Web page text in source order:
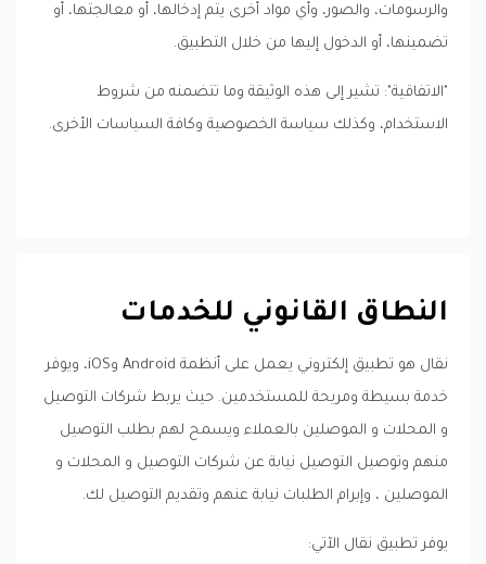
والرسومات، والصور، وأي مواد أخرى يتم إدخالها، أو معالجتها، أو
تضمينها، أو الدخول إليها من خلال التطبيق.
"الاتفاقية": تشير إلى هذه الوثيقة وما تتضمنه من شروط
الاستخدام، وكذلك سياسة الخصوصية وكافة السياسات الأخرى.
النطاق القانوني للخدمات
نقال هو تطبيق إلكتروني يعمل على أنظمة Android وiOS، ويوفر
خدمة بسيطة ومريحة للمستخدمين. حيث يربط شركات التوصيل
و المحلات و الموصلين بالعملاء ويسمح لهم بطلب التوصيل
منهم وتوصيل التوصيل نيابة عن شركات التوصيل و المحلات و
الموصلين ، وإبرام الطلبات نيابة عنهم وتقديم التوصيل لك.
يوفر تطبيق نقال الآتي: